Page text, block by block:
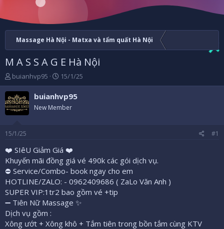
Massage Hà Nội - Matxa và tẩm quất Hà Nội
M A S S A G E Hà Nội
B
ắ
t
đ
ầ
buianhvp95
N
g
à
y
b
ầ
15/1/25
buianhvp95
New Member
15/1/25 #1
❤️ SIêU Giảm Giá ❤️
Khuyến mãi đồng giá vé 490k các gói dịch vụ.
⛔️ Service/Combo- book ngay cho em
HOTLINE/ZALO: - 0962409686 ( ZaLo Văn Anh )
SUPER VIP:1tr2 bao gồm vé +tip
➖ Tiên Nữ Massage ✨
Dịch vụ gồm :
Xông ướt + Xông khô + Tắm tiên trong bồn tắm cùng KTV